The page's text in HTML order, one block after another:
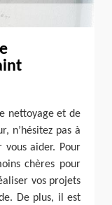
nettoyage et de
n’hésitez pas à
vous aider. Pour
chères pour
vos projets
De plus, il est